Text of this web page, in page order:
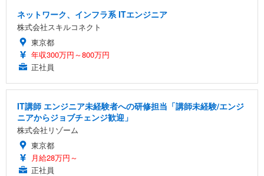
ネットワーク、インフラ系 ITエンジニア
株式会社スキルコネクト
東京都
年収300万円～800万円
正社員
IT講師 エンジニア未経験者への研修担当「講師未経験/エンジ
ニアからジョブチェンジ歓迎」
株式会社リゾーム
東京都
月給28万円～
正社員